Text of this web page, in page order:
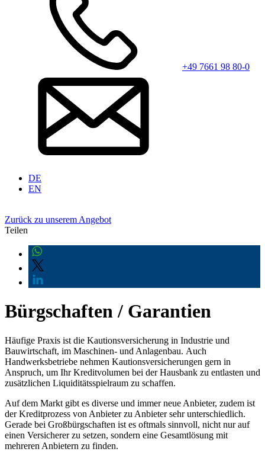
+49 7661 98 80-0
DE
EN
Zurück zu unserem Angebot
Teilen
Bürgschaften / Garantien
Häufige Praxis ist die Kautionsversicherung in Industrie und
Bauwirtschaft, im Maschinen- und Anlagenbau. Auch
Handwerksbetriebe nehmen Kautionsversicherungen gern in
Anspruch, um Ihr Kreditvolumen bei der Hausbank zu entlasten und
zusätzlichen Liquiditätsspielraum zu schaffen.
Auf dem Markt gibt es diverse und immer neue Anbieter, zudem ist
der Kreditprozess von Anbieter zu Anbieter sehr unterschiedlich.
Gerade bei Großbürgschaften ist es oftmals sinnvoll, nicht nur auf
einen Versicherer zu setzen, sondern eine Gesamtlösung mit
mehreren Anbietern zu finden.